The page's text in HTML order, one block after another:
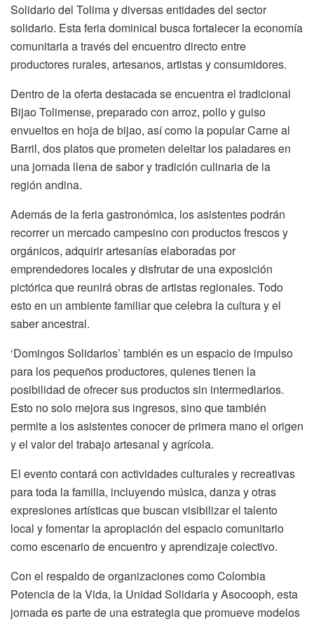
Solidario del Tolima y diversas entidades del sector
solidario. Esta feria dominical busca fortalecer la economía
comunitaria a través del encuentro directo entre
productores rurales, artesanos, artistas y consumidores.
Dentro de la oferta destacada se encuentra el tradicional
Bijao Tolimense, preparado con arroz, pollo y guiso
envueltos en hoja de bijao, así como la popular Carne al
Barril, dos platos que prometen deleitar los paladares en
una jornada llena de sabor y tradición culinaria de la
región andina.
Además de la feria gastronómica, los asistentes podrán
recorrer un mercado campesino con productos frescos y
orgánicos, adquirir artesanías elaboradas por
emprendedores locales y disfrutar de una exposición
pictórica que reunirá obras de artistas regionales. Todo
esto en un ambiente familiar que celebra la cultura y el
saber ancestral.
‘Domingos Solidarios’ también es un espacio de impulso
para los pequeños productores, quienes tienen la
posibilidad de ofrecer sus productos sin intermediarios.
Esto no solo mejora sus ingresos, sino que también
permite a los asistentes conocer de primera mano el origen
y el valor del trabajo artesanal y agrícola.
El evento contará con actividades culturales y recreativas
para toda la familia, incluyendo música, danza y otras
expresiones artísticas que buscan visibilizar el talento
local y fomentar la apropiación del espacio comunitario
como escenario de encuentro y aprendizaje colectivo.
Con el respaldo de organizaciones como Colombia
Potencia de la Vida, la Unidad Solidaria y Asocooph, esta
jornada es parte de una estrategia que promueve modelos